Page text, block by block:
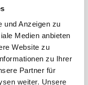
und Anzeigen zu
Medien anbieten
Website zu
zu Ihrer
Partner für
weiter. Unsere
Tage: ca. 5-7 Arbeitstage